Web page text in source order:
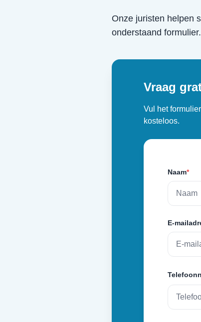
Onze juristen helpen
onderstaand formulier.
Vraag
Vul het
kosteloos.
Naam*
E-